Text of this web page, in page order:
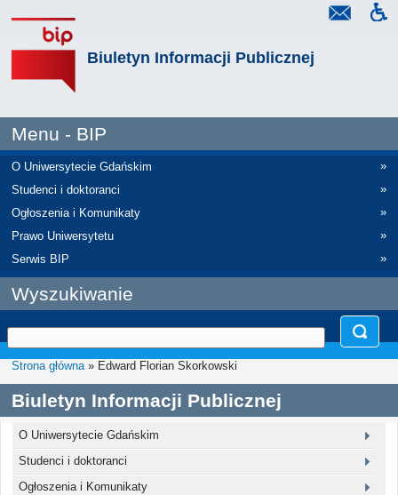
Biuletyn Informacji Publicznej
Menu - BIP
O Uniwersytecie Gdańskim
»
Studenci i doktoranci
»
Ogłoszenia i Komunikaty
»
Prawo Uniwersytetu
»
Serwis BIP
»
Wyszukiwanie
Strona główna» Edward Florian Skorkowski
Biuletyn Informacji Publicznej
O Uniwersytecie Gdańskim
Studenci i doktoranci
Ogłoszenia i Komunikaty